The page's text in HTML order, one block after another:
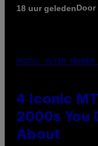
18 uur geledenDoor
PHOTO: PETER
4 Iconic
2000s You
About